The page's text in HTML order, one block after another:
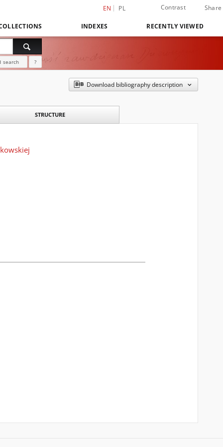
EN PL Contrast Share
INDEXES RECENTLY VIEWED
search ?
Download bibliography description
STRUCTURE